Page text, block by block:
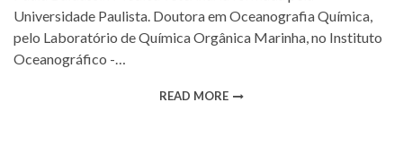
Universidade Paulista. Doutora em Oceanografia Química,
pelo Laboratório de Química Orgânica Marinha, no Instituto
Oceanográfico -…
READ MORE